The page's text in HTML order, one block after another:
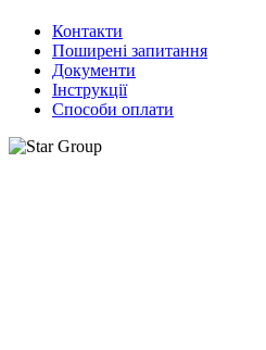
Контакти
Поширені запитання
Документи
Інструкції
Способи оплати